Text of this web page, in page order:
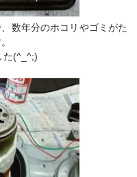
数年分のホコリやゴミがた
た(^_^;)